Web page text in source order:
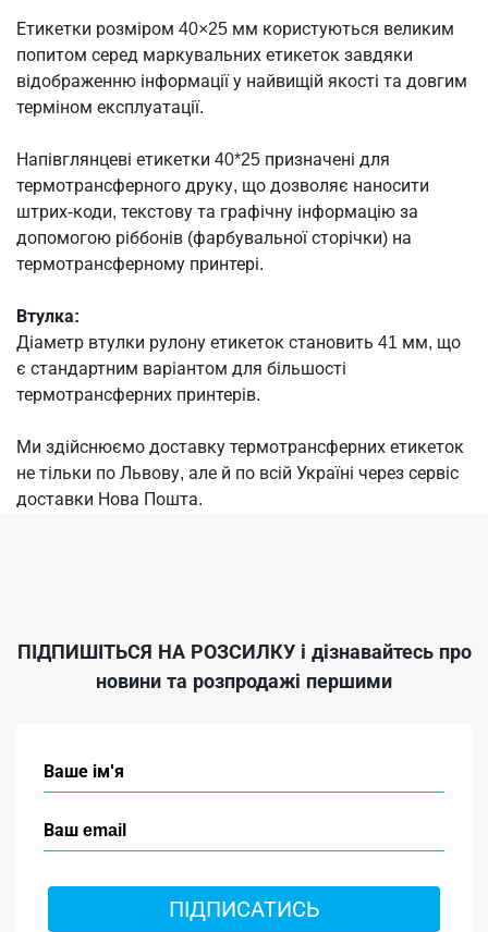
Етикетки розміром 40×25 мм користуються великим
попитом серед маркувальних етикеток завдяки
відображенню інформації у найвищій якості та довгим
терміном експлуатації.
Напівглянцеві етикетки 40*25 призначені для
термотрансферного друку, що дозволяє наносити
штрих-коди, текстову та графічну інформацію за
допомогою ріббонів (фарбувальної сторічки) на
термотрансферному принтері.
Втулка:
Діаметр втулки рулону етикеток становить 41 мм, що
є стандартним варіантом для більшості
термотрансферних принтерів.
Ми здійснюємо доставку термотрансферних етикеток
не тільки по Львову, але й по всій Україні через сервіс
доставки Нова Пошта.
ПІДПИШІТЬСЯ НА РОЗСИЛКУі дізнавайтесь про
новини та розпродажі першими
ПІДПИСАТИСЬ